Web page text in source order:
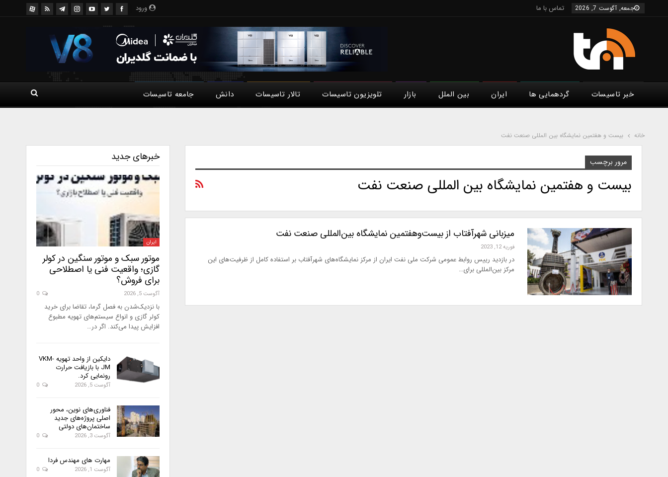
ورود جمعه, آگوست 7, 2026 تماس با ما
خبر تاسیسات گردهمایی ها ایران بین الملل بازار تلویزیون تاسیسات تالار تاسیسات دانش جامعه تاسیسات
خانه بیست و هفتمین نمایشگاه بین المللی صنعت نفت
مرور برچسب
بیست و هفتمین نمایشگاه بین المللی صنعت نفت
میزبانی شهرآفتاب از بیست‌وهفتمین نمایشگاه بین‌المللی صنعت نفت
فوریه 12, 2023
در بازدید رییس روابط عمومی شرکت ملی نفت ایران از مرکز نمایشگاه‌های شهرآفتاب بر استفاده کامل از ظرفیت‌های این
مرکز بین‌المللی برای…
خبرهای جدید
ایران
موتور سبک و موتور سنگین در کولر
گازی؛ واقعیت فنی یا اصطلاحی
برای فروش؟
آگوست 5, 2026
با نزدیک‌شدن به فصل گرما، تقاضا برای خرید
کولر گازی و انواع سیستم‌های تهویه مطبوع
افزایش پیدا می‌کند. اگر در…
دایکین از واحد تهویه VKM-
JM با بازیافت حرارت
رونمایی کرد.
آگوست 5, 2026
فناوری‌های نوین، محور
اصلی پروژه‌های جدید
ساختمان‌های دولتی
آگوست 3, 2026
مهارت های مهندس فردا
آگوست 1, 2026